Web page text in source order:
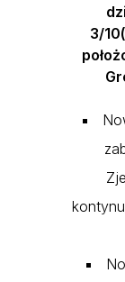
3/